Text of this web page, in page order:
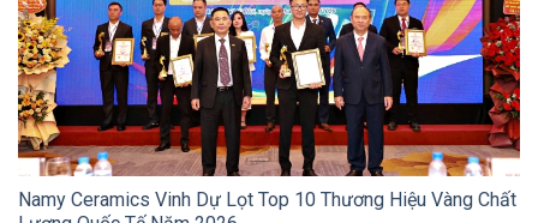
Namy Ceramics Vinh Dự Lọt Top 10 Thương Hiệu Vàng Chất